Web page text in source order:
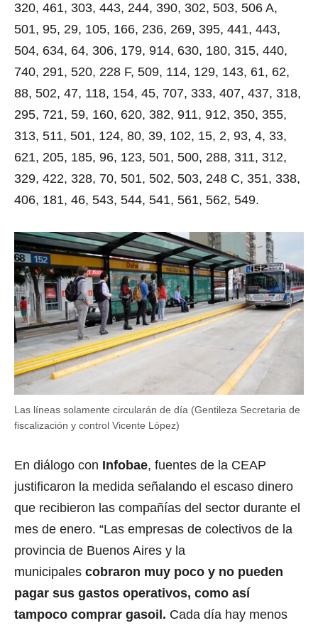
320, 461, 303, 443, 244, 390, 302, 503, 506 A,
501, 95, 29, 105, 166, 236, 269, 395, 441, 443,
504, 634, 64, 306, 179, 914, 630, 180, 315, 440,
740, 291, 520, 228 F, 509, 114, 129, 143, 61, 62,
88, 502, 47, 118, 154, 45, 707, 333, 407, 437, 318,
295, 721, 59, 160, 620, 382, 911, 912, 350, 355,
313, 511, 501, 124, 80, 39, 102, 15, 2, 93, 4, 33,
621, 205, 185, 96, 123, 501, 500, 288, 311, 312,
329, 422, 328, 70, 501, 502, 503, 248 C, 351, 338,
406, 181, 46, 543, 544, 541, 561, 562, 549.
Las líneas solamente circularán de día (Gentileza Secretaria de
fiscalización y control Vicente López)
En diálogo con Infobae, fuentes de la CEAP
justificaron la medida señalando el escaso dinero
que recibieron las compañías del sector durante el
mes de enero. “Las empresas de colectivos de la
provincia de Buenos Aires y la
municipales cobraron muy poco y no pueden
pagar sus gastos operativos, como así
tampoco comprar gasoil. Cada día hay menos